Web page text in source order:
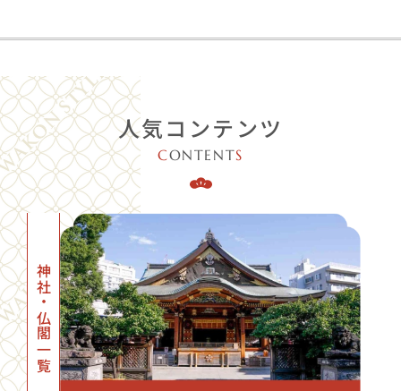
人気コンテンツ
CONTENTS
神社・仏閣一覧